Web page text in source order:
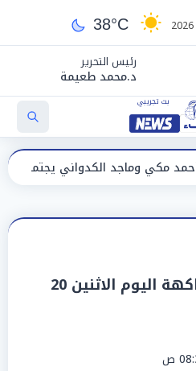
38°C
رئيس التحرير
د.محمد طعيمة
أسعار الخضروات والفاكهة اليوم الاثنين 20